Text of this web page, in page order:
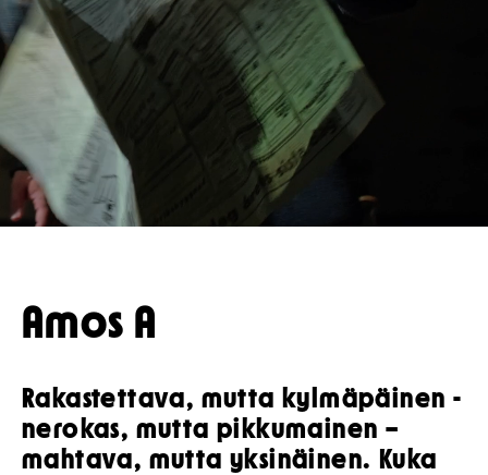
Lahjakortti
Nuoret
Katsomokartta
Usein kysytyt kysymykset
Saavutettavuus
Koulut
Yritykset
Opastus
Teatterin toiminta
Näyttelijät
Töihin meille
Yhteystiedot
Medialle
Svenska Teatern Live
KIRJAUDU
Amos A
Rakastettava, mutta kylmäpäinen -
nerokas, mutta pikkumainen –
mahtava, mutta yksinäinen. Kuka